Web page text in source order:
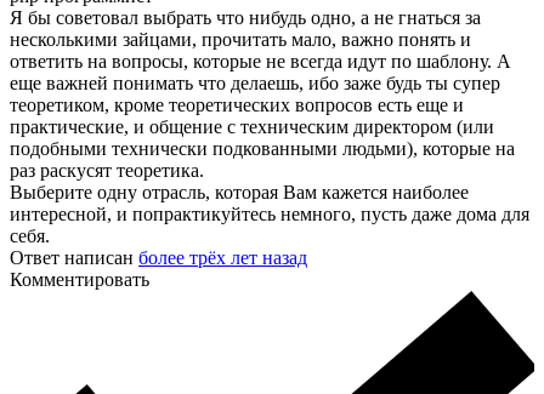
Я бы советовал выбрать что нибудь одно, а не гнаться за
несколькими зайцами, прочитать мало, важно понять и
ответить на вопросы, которые не всегда идут по шаблону. А
еще важней понимать что делаешь, ибо заже будь ты супер
теоретиком, кроме теоретических вопросов есть еще и
практические, и общение с техническим директором (или
подобными технически подкованными людьми), которые на
раз раскусят теоретика.
Выберите одну отрасль, которая Вам кажется наиболее
интересной, и попрактикуйтесь немного, пусть даже дома для
себя.
Ответ написан более трёх лет назад
Комментировать